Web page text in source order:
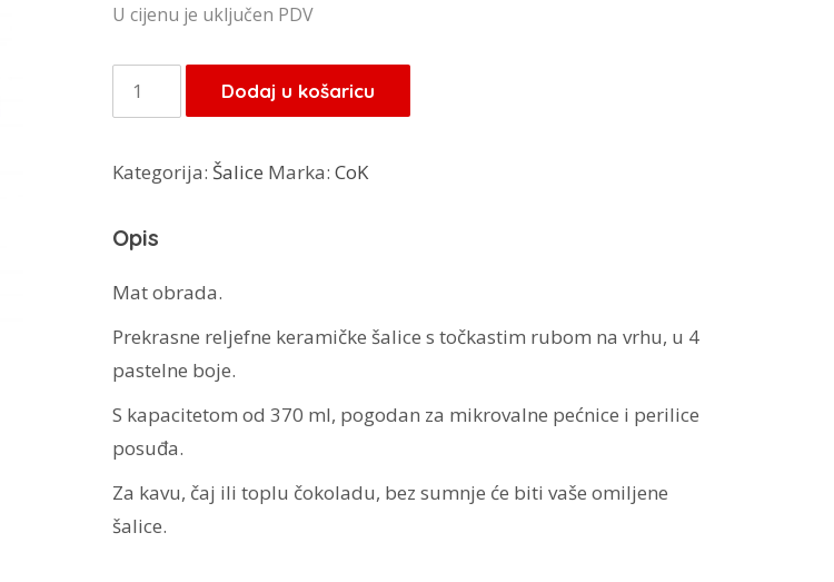
U cijenu je uključen PDV
Šalica
370ml
količina
Dodaj u košaricu
Kategorija: Šalice Marka: CoK
Opis
Mat obrada.
Prekrasne reljefne keramičke šalice s točkastim rubom na vrhu, u 4
pastelne boje.
S kapacitetom od 370 ml, pogodan za mikrovalne pećnice i perilice
posuđa.
Za kavu, čaj ili toplu čokoladu, bez sumnje će biti vaše omiljene
šalice.